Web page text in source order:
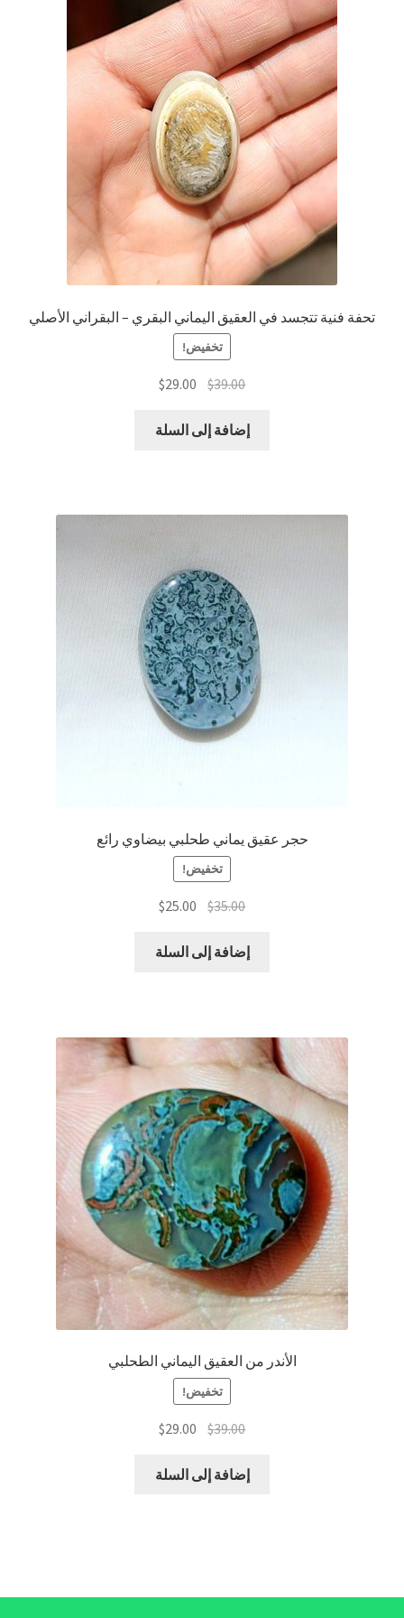
تحفة فنية تتجسد في العقيق اليماني البقري – البقراني الأصلي
تخفيض!
$39.00
السعر
هو:
$29.00 السعر
هو:إضافة إلى السلة
حجر عقيق يماني طحلبي بيضاوي رائع
تخفيض!
$35.00
السعر
هو:
$25.00 السعر
هو:إضافة إلى السلة
الأندر من العقيق اليماني الطحلبي
تخفيض!
$39.00
السعر
هو:
$29.00 السعر
هو:إضافة إلى السلة